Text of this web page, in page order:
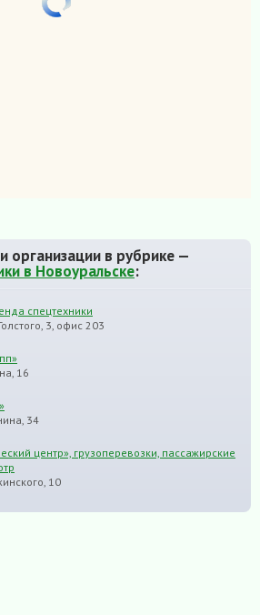
организации в рубрике —
в Новоуральске:
спецтехники
3, офис 203
16
34
центр», грузоперевозки, пассажирские
10